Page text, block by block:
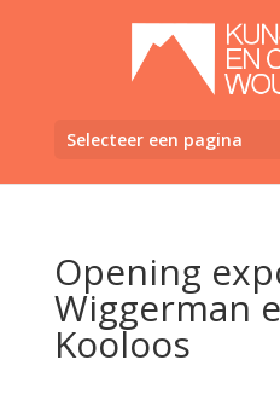
Selecteer een pagina
Opening
Wiggerman
Kooloos